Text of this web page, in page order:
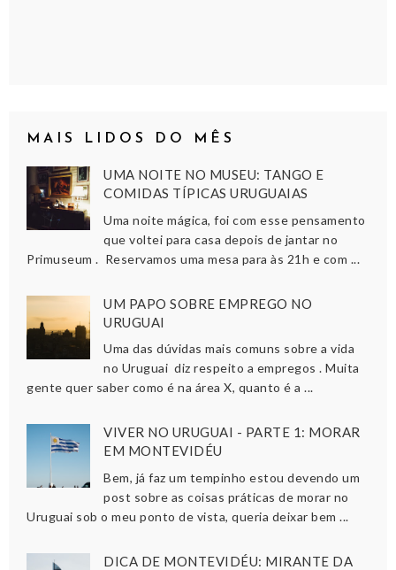
MAIS LIDOS DO MÊS
UMA NOITE NO MUSEU: TANGO E
COMIDAS TÍPICAS URUGUAIAS
Uma noite mágica, foi com esse pensamento
que voltei para casa depois de jantar no
Primuseum . Reservamos uma mesa para às 21h e com ...
UM PAPO SOBRE EMPREGO NO
URUGUAI
Uma das dúvidas mais comuns sobre a vida
no Uruguai diz respeito a empregos . Muita
gente quer saber como é na área X, quanto é a ...
VIVER NO URUGUAI - PARTE 1: MORAR
EM MONTEVIDÉU
Bem, já faz um tempinho estou devendo um
post sobre as coisas práticas de morar no
Uruguai sob o meu ponto de vista, queria deixar bem ...
DICA DE MONTEVIDÉU: MIRANTE DA